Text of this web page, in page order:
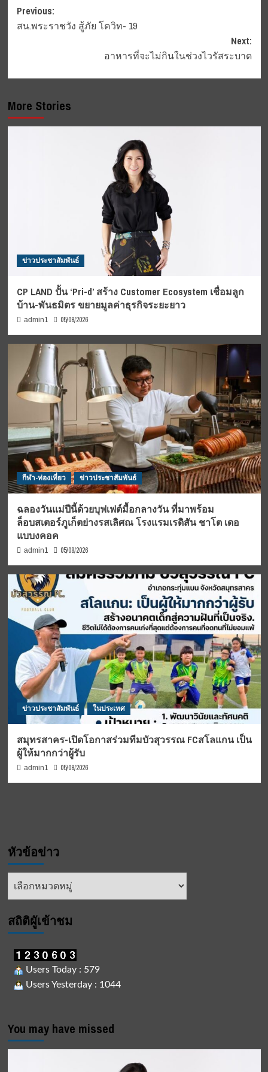
Post
navigation
Previous:
สน.พระราชวัง สู้ภัย โควิท- 19
Next:
อาหารที่จะไม่กินในช่วงไวรัสระบาด
More Stories
ข่าวประชาสัมพันธ์
CP LAND ปั้น ‘Pri-d’ สร้าง Customer Ecosystem เชื่อมลูก
บ้าน-พันธมิตร ขยายมูลค่าธุรกิจระยะยาว
admin1 05/08/2026
กีฬา-ท่องเที่ยว ข่าวประชาสัมพันธ์
ฉลองวันแม่ปีนี้ด้วยบุฟเฟต์มื้อกลางวัน ที่มาพร้อม
ล็อบสเตอร์ภูเก็ตย่างรสเลิศณ โรงแรมเรดิสัน ชาโต เดอ
แบบงคอค
admin1 05/08/2026
ข่าวประชาสัมพันธ์ ในประเทศ
สมุทรสาคร-เปิดโอกาสร่วมทีมบัวสุวรรณ FCสโลแกน เป็น
ผู้ให้มากกว่าผู้รับ
admin1 05/08/2026
หัวข้อข่าว
หัวข้อ
สถิติผูัเข้าชม
Users Today : 579
Users Yesterday : 1044
You may have missed